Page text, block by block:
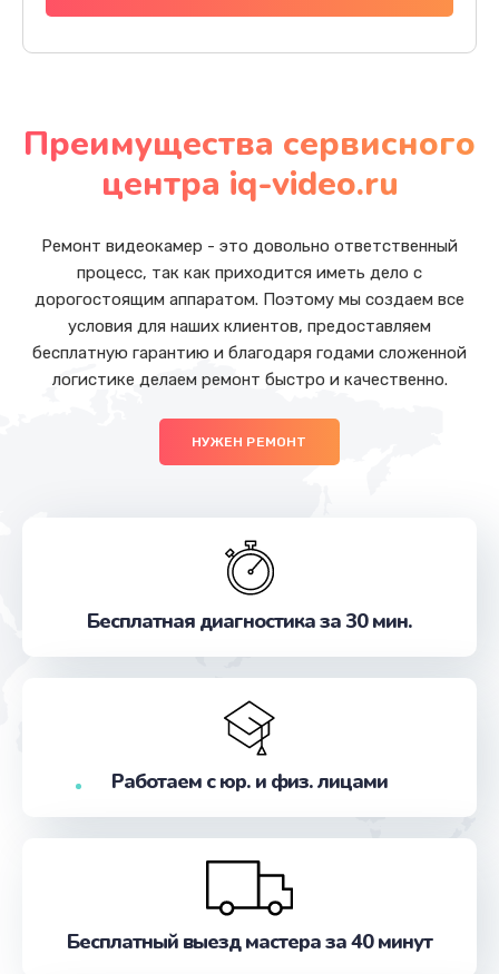
Преимущества сервисного
центра iq-video.ru
Ремонт видеокамер - это довольно ответственный
процесс, так как приходится иметь дело с
дорогостоящим аппаратом. Поэтому мы создаем все
условия для наших клиентов, предоставляем
бесплатную гарантию и благодаря годами сложенной
логистике делаем ремонт быстро и качественно.
НУЖЕН РЕМОНТ
Бесплатная диагностика за 30 мин.
Работаем с юр. и физ. лицами
Бесплатный выезд мастера за 40 минут